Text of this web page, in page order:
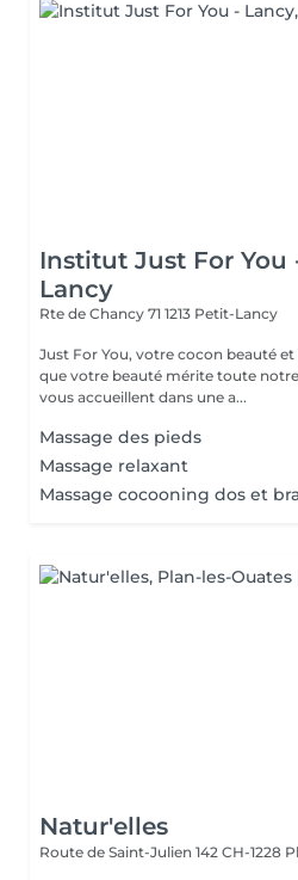
Institut Just For You
Lancy
Rte de Chancy 71 1213 Petit-Lancy
Just For You, votre cocon beauté et
que votre beauté mérite toute
vous accueillent dans une a...
Massage des pieds
Massage relaxant
Massage cocooning dos et
Natur'elles
Route de Saint-Julien 142 CH-1228